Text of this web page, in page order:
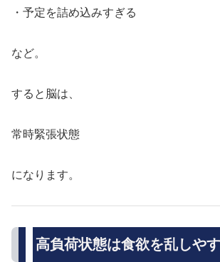
・予定を詰め込みすぎる
など。
すると脳は、
常時緊張状態
になります。
高負荷状態は食欲を乱しや